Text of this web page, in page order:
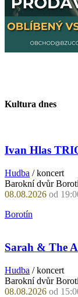
Kultura dnes
Ivan Hlas
Hudba / koncert
Barokní dvůr
08.08.2026 od
Borotín
Sarah & The
Hudba / koncert
Barokní dvůr
08.08.2026 od